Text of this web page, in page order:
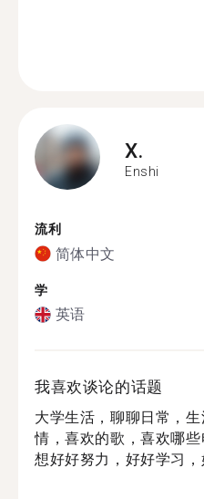
X.
Enshi
流利
简体中文
学
英语
我喜欢谈论的话题
大学生活，聊聊日常，
情，喜欢的歌，喜欢哪
想好好努力，好好学习